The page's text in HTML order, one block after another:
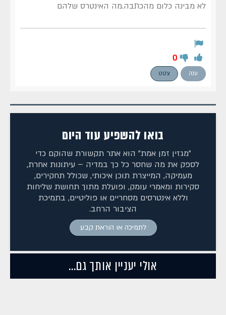
לא מבינה כלום מהכתבה.מה האינטרס שלהם
0
ענה צטט
בואו להשפיע עוד היום
"מגזין זמן אמת" הוא אתר תקשורת שהוקם כדי
לספק את מה שחסר כל כך במדיה – עיתונות אחרת,
מעמיקה, המייצרת תוכן איכותי, שכולל תחקירים,
סקירות ומאמרי עומק, ופועלת מתוך תחושת שליחות
וללא אינטרסים מסחריים או פוליטיים, בתמיכת
הציבור הרחב.
לתמיכה או הוראת קבע
אולי יעניין אותך גם...